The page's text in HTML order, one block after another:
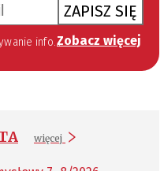
ZAPISZ SIĘ
r. poz. 1204). Zgoda jest dobrowolna, jednak jej wyrażenie jest konieczne, aby otrzymywać newsletter. Zobacz więcej
więcej